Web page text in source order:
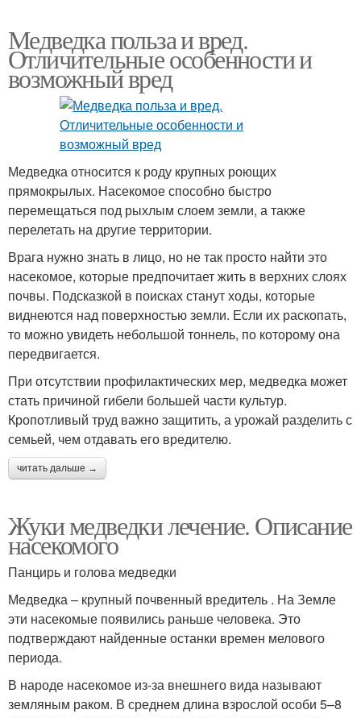
Медведка польза и вред.
Отличительные особенности и
возможный вред
Медведка относится к роду крупных роющих
прямокрылых. Насекомое способно быстро
перемещаться под рыхлым слоем земли, а также
перелетать на другие территории.
Врага нужно знать в лицо, но не так просто найти это
насекомое, которые предпочитает жить в верхних слоях
почвы. Подсказкой в поисках станут ходы, которые
виднеются над поверхностью земли. Если их раскопать,
то можно увидеть небольшой тоннель, по которому она
передвигается.
При отсутствии профилактических мер, медведка может
стать причиной гибели большей части культур.
Кропотливый труд важно защитить, а урожай разделить с
семьей, чем отдавать его вредителю.
читать дальше →
Жуки медведки лечение. Описание
насекомого
Панцирь и голова медведки
Медведка – крупный почвенный вредитель . На Земле
эти насекомые появились раньше человека. Это
подтверждают найденные останки времен мелового
периода.
В народе насекомое из-за внешнего вида называют
земляным раком. В среднем длина взрослой особи 5–8